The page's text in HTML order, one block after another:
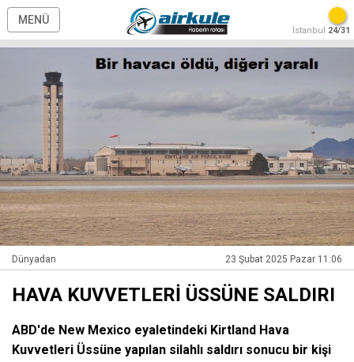
MENÜ
İstanbul 24/31
Dünyadan 23 Şubat 2025 Pazar 11:06
HAVA KUVVETLERİ ÜSSÜNE SALDIRI
ABD'de New Mexico eyaletindeki Kirtland Hava
Kuvvetleri Üssüne yapılan silahlı saldırı sonucu bir kişi